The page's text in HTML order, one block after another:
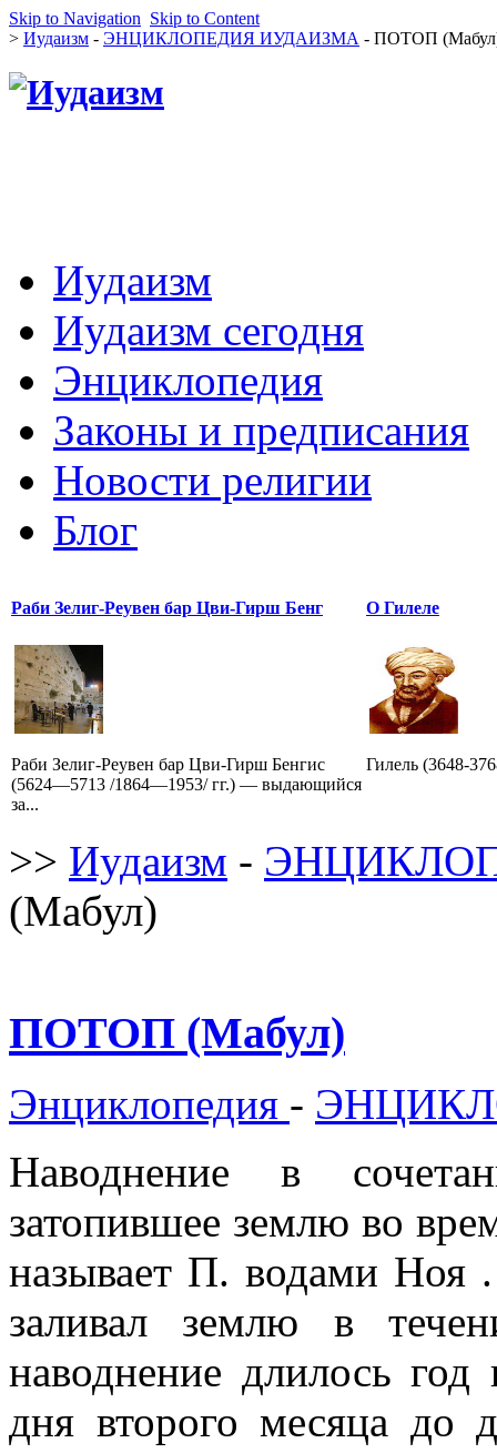
Skip to Navigation Skip to Content
> Иудаизм - ЭНЦИКЛОПЕДИЯ ИУДАИЗМА - ПОТОП
Иудаизм
Иудаизм сегодня
Энциклопедия
Законы и предписания
Новости религии
Блог
Раби Зелиг-Реувен бар Цви-Гирш Бенг
Раби Зелиг-Реувен бар Цви-Гирш Бенгис
(5624—5713 /1864—1953/ гг.) — выдающийся
за...
О Гилеле
Гилель (3648-
>> Иудаизм -
(Мабул)
ПОТОП (Мабул)
Энциклопедия -
Наводнение в
затопившее землю во
называет П. водами Ноя
заливал землю в
наводнение длилось год
дня второго месяца до